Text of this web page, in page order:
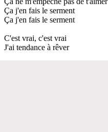
Ça j'en fais le serment
Ça j'en fais le serment
C'est vrai, c'est vrai
J'ai tendance à rêver